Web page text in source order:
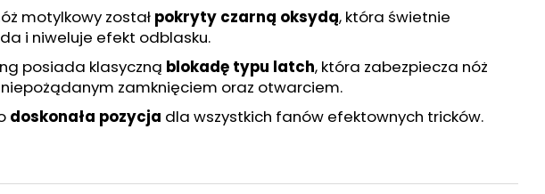
motylkowy został pokryty czarną oksydą, która świetnie
i niweluje efekt odblasku.
posiada klasyczną blokadę typu latch, która zabezpiecza nóż
zamknięciem oraz otwarciem.
doskonała pozycja dla wszystkich fanów efektownych tricków.